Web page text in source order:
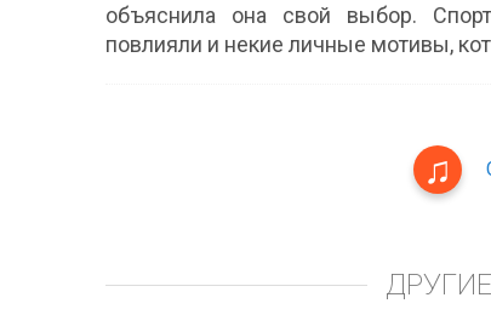
объяснила она свой выбор.
повлияли и некие личные мотивы,